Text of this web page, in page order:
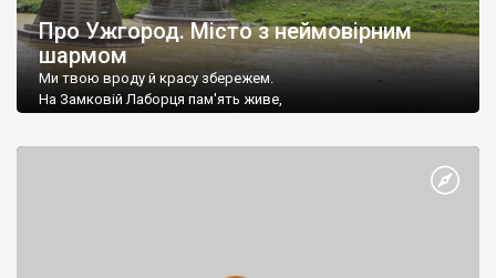
Про Ужгород. Місто з неймовірним
шармом
Ми твою вроду й красу збережем.
На Замковій Лаборця пам'ять живе,